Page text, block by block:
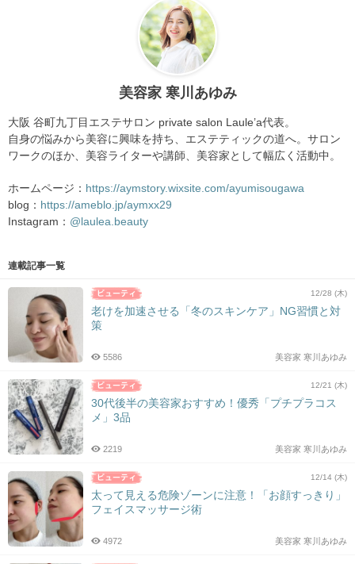
美容家 寒川あゆみ
大阪 谷町九丁目エステサロン private salon Laule’a代表。
自身の悩みから美容に興味を持ち、エステティックの道へ。サロン
ワークのほか、美容ライターや講師、美容家として幅広く活動中。
ホームページ： https://aymstory.wixsite.com/ayumisougawa
blog： https://ameblo.jp/aymxx29
Instagram： @laulea.beauty
連載記事一覧
12/28 (木)
老けを加速させる「冬のスキンケア」NG習慣と対
策
美容家 寒川あゆみ
5586
12/21 (木)
30代後半の美容家おすすめ！優秀「プチプラコス
メ」3品
美容家 寒川あゆみ
2219
12/14 (木)
太って見える危険ゾーンに注意！「お顔すっきり」
フェイスマッサージ術
美容家 寒川あゆみ
4972